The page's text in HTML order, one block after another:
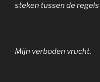
steken tussen de regels
Mijn verboden vrucht.